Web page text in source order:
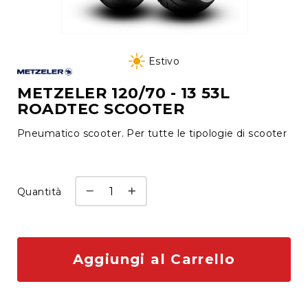
tutti
Cerchi
Autofficina
e
diagnosi
e
tagliando
della
galleria
di
Estivo
METZELER 120/70 - 13 53L
ROADTEC SCOOTER
Pneumatico scooter. Per tutte le tipologie di scooter
Quantità
Aggiungi al Carrello